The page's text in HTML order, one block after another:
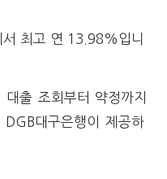
최고 연 13.98%입니
출 조회부터 약정까지
대구은행이 제공하